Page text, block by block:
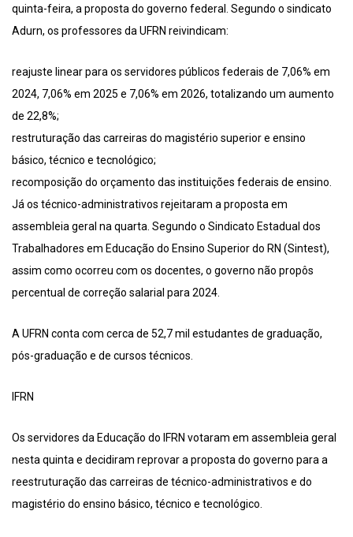
quinta-feira, a proposta do governo federal. Segundo o sindicato
Adurn, os professores da UFRN reivindicam:
reajuste linear para os servidores públicos federais de 7,06% em
2024, 7,06% em 2025 e 7,06% em 2026, totalizando um aumento
de 22,8%;
restruturação das carreiras do magistério superior e ensino
básico, técnico e tecnológico;
recomposição do orçamento das instituições federais de ensino.
Já os técnico-administrativos rejeitaram a proposta em
assembleia geral na quarta. Segundo o Sindicato Estadual dos
Trabalhadores em Educação do Ensino Superior do RN (Sintest),
assim como ocorreu com os docentes, o governo não propôs
percentual de correção salarial para 2024.
A UFRN conta com cerca de 52,7 mil estudantes de graduação,
pós-graduação e de cursos técnicos.
IFRN
Os servidores da Educação do IFRN votaram em assembleia geral
nesta quinta e decidiram reprovar a proposta do governo para a
reestruturação das carreiras de técnico-administrativos e do
magistério do ensino básico, técnico e tecnológico.